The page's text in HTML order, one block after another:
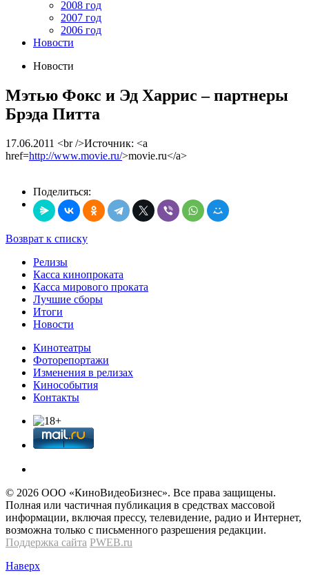
2008 год
2007 год
2006 год
Новости
Новости
Мэтью Фокс и Эд Харрис – партнеры
Брэда Питта
17.06.2011 <br />Источник: <a
href=http://www.movie.ru/>movie.ru</a>
Поделиться:
Возврат к списку
Релизы
Касса кинопроката
Касса мирового проката
Лучшие сборы
Итоги
Новости
Кинотеатры
Фоторепортажи
Изменения в релизах
Кинособытия
Контакты
© 2026 OOО «КиноВидеоБизнес». Все права защищены.
Полная или частичная публикация в средствах массовой
информации, включая прессу, телевидение, радио и Интернет,
возможна только с письменного разрешения редакции.
Поддержка сайта PWEB.ru
Наверх